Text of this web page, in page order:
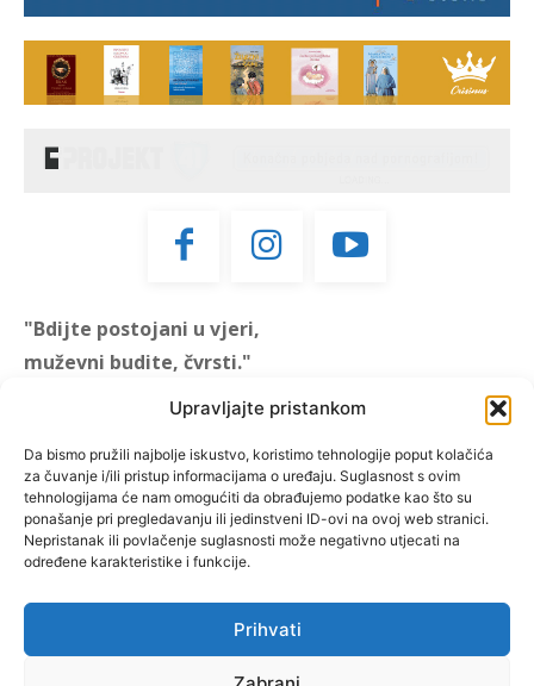
Upravljajte pristankom
Da bismo pružili najbolje iskustvo, koristimo tehnologije poput kolačića
za čuvanje i/ili pristup informacijama o uređaju. Suglasnost s ovim
tehnologijama će nam omogućiti da obrađujemo podatke kao što su
ponašanje pri pregledavanju ili jedinstveni ID-ovi na ovoj web stranici.
Nepristanak ili povlačenje suglasnosti može negativno utjecati na
određene karakteristike i funkcije.
Prihvati
"Bdijte postojani u vjeri,
muževni budite, čvrsti."
"Muževni budite" prvi je
hrvatski portal za katoličke
muškarce koji pokušava
reafirmirati u današnje
vrijeme itekako narušen
biblijski koncept muževnosti,
koji pokušavamo osvijetliti iz
više aspekata, prigodnih